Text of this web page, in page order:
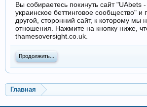
Вы собираетесь покинуть сайт "UAbets
украинское беттинговое сообщество" и
другой, сторонний сайт, к которому мы
отношения. Нажмите на кнопку ниже,
thamesoversight.co.uk.
Продолжить...
Главная